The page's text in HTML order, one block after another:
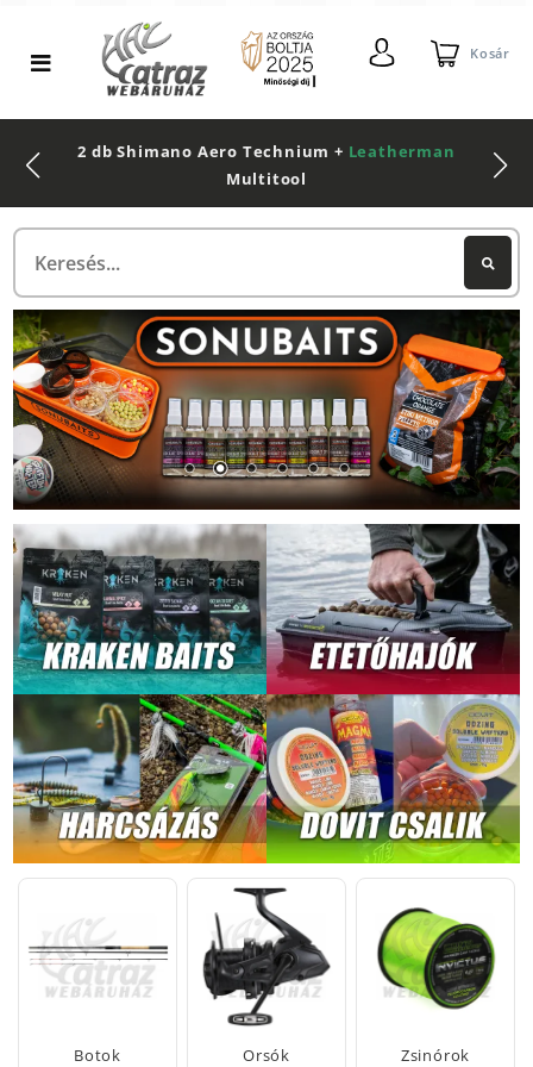
Kosár
2 db Shimano Aero Technium + Leatherman
Multitool
Botok Orsók Zsinórok